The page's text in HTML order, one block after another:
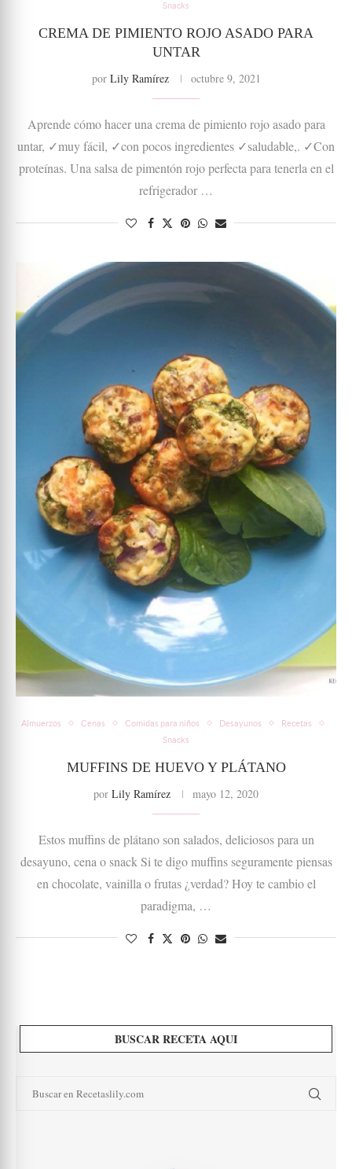
Snacks
CREMA DE PIMIENTO ROJO ASADO PARA
UNTAR
por Lily Ramírez octubre 9, 2021
Aprende cómo hacer una crema de pimiento rojo asado para
untar, ✓muy fácil, ✓con pocos ingredientes ✓saludable,. ✓Con
proteínas. Una salsa de pimentón rojo perfecta para tenerla en el
refrigerador …
Almuerzos Cenas Comidas para niños Desayunos
Recetas
Snacks
MUFFINS DE HUEVO Y PLÁTANO
por Lily Ramírez mayo 12, 2020
Estos muffins de plátano son salados, deliciosos para un
desayuno, cena o snack Si te digo muffins seguramente piensas
en chocolate, vainilla o frutas ¿verdad? Hoy te cambio el
paradigma, …
BUSCAR RECETA AQUI